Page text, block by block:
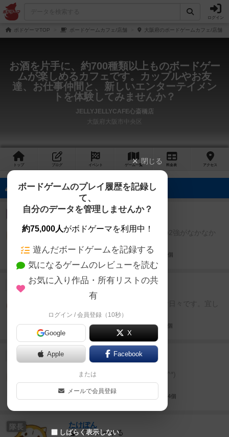
ログイン
ボドゲーマTOP ボードゲームカフェ/店舗 大阪府のボードゲームカフェ/店舗
お酒を片手に、約700種類以上ものボードゲー
ムが楽しめるカフェです。カップルやお友
達、お仕事仲間と、新しいエンターテイメン
トを体験してみませんか？
JELLYJELLYCAFE心斎橋店
大阪府大阪市中央区
トップ ブログ イベント ゲーム一覧 料金 表 アクセス
89名のフォロワー
たかとら
モダンアート、スカルキングの2強がなかなか
東京都 30代 男性 777個
たまご
ピアノ
フォローする
のんびりボードゲームを楽しむ日々です。宜し
くお願いします(*˙︶˙*)ﾉﾞ
日本 未設定 女性 436個
ヤナギブソンSG
フォローする
音楽とプリンが大好きです(*^_^*)
奈良県 34歳 1014個
隊長
たけぽん
フォローする
閉じる
ボードゲームのプレイ履歴を記録し
て、
自分のデータを管理しませんか？
約75,000人がボドゲーマを利用中！
遊んだボードゲームを記録する
気になるゲームのレビューを読む
お気に入り作品・所有リストの共
有
ログイン / 会員登録（10秒）
Google X
Apple Facebook
または
メールで会員登録
しばらく表示しない